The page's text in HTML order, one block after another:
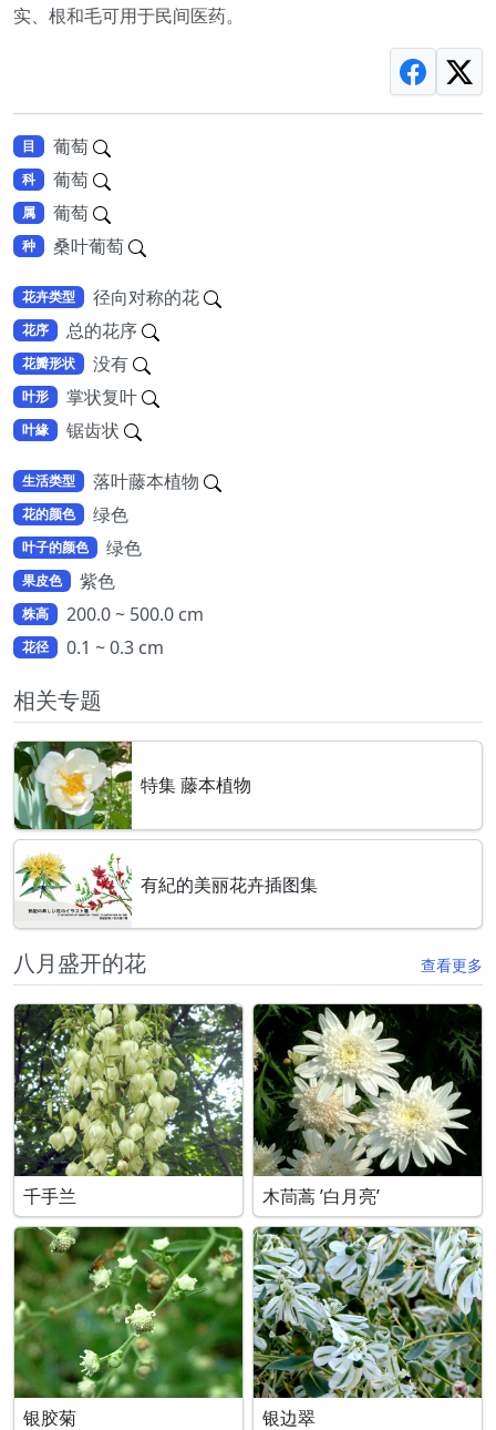
实、根和毛可用于民间医药。
目 葡萄
科 葡萄
属 葡萄
种 桑叶葡萄
花卉类型 径向对称的花
花序 总的花序
花瓣形状 没有
叶形 掌状复叶
叶緣 锯齿状
生活类型 落叶藤本植物
花的颜色 绿色
叶子的颜色 绿色
果皮色 紫色
株高 200.0 ~ 500.0 cm
花径 0.1 ~ 0.3 cm
相关专题
特集 藤本植物
有紀的美丽花卉插图集
八月盛开的花 查看更多
千手兰 木茼蒿 ’白月亮’
银胶菊 银边翠